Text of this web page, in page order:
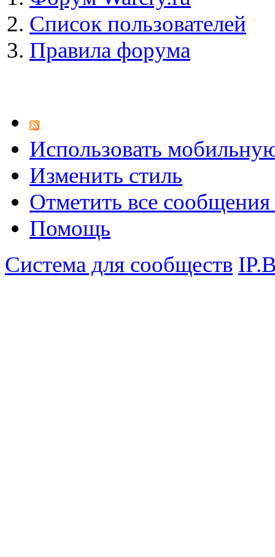
Список пользователей
Правила форума
Использовать
Изменить стиль
Отметить все
Помощь
Система для сообществ